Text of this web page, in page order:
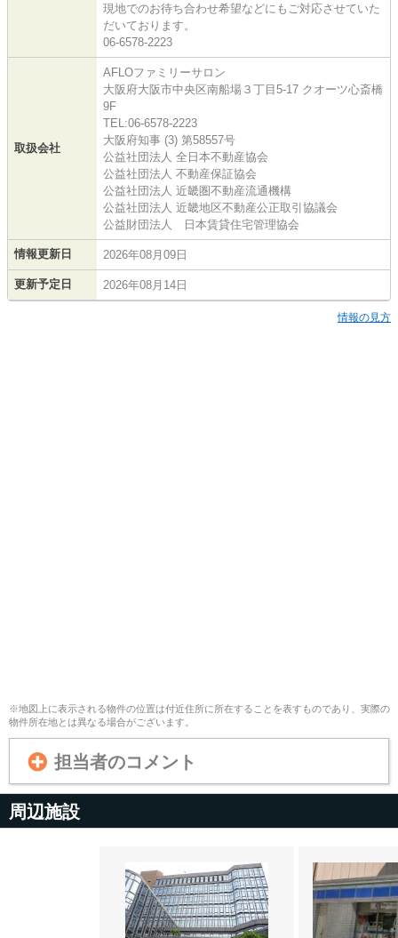
現地でのお待ち合わせ希望などにもご対応させていた
だいております。
06-6578-2223
取扱会社
AFLOファミリーサロン
大阪府大阪市中央区南船場３丁目5-17 クオーツ心斎橋
9F
TEL:06-6578-2223
大阪府知事 (3) 第58557号
公益社団法人 全日本不動産協会
公益社団法人 不動産保証協会
公益社団法人 近畿圏不動産流通機構
公益社団法人 近畿地区不動産公正取引協議会
公益財団法人 日本賃貸住宅管理協会
情報更新日 2026年08月09日
更新予定日 2026年08月14日
情報の見方
※地図上に表示される物件の位置は付近住所に所在することを表すものであり、実際の
物件所在地とは異なる場合がございます。
担当者のコメント
周辺施設